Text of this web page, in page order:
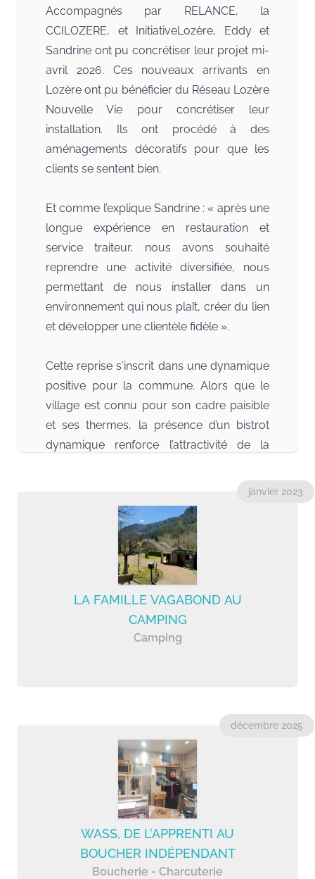
Accompagnés par RELANCE, la
CCILOZERE, et InitiativeLozère, Eddy et
Sandrine ont pu concrétiser leur projet mi-
avril 2026. Ces nouveaux arrivants en
Lozère ont pu bénéficier du Réseau Lozère
Nouvelle Vie pour concrétiser leur
installation. Ils ont procédé à des
aménagements décoratifs pour que les
clients se sentent bien.
Et comme l’explique Sandrine : « après une
longue expérience en restauration et
service traiteur, nous avons souhaité
reprendre une activité diversifiée, nous
permettant de nous installer dans un
environnement qui nous plaît, créer du lien
et développer une clientèle fidèle ».
Cette reprise s'inscrit dans une dynamique
positive pour la commune. Alors que le
village est connu pour son cadre paisible
et ses thermes, la présence d’un bistrot
dynamique renforce l’attractivité de la
Informations pratiques : N'hésitez pas à
franchir la porte pour saluer Sandrine et
Eddy. Ils sont ouverts tous les jours du
lundi au dimanche (fermeture le dimanche
après-midi et le lundi après-midi). Longue
vie au Bistrot et tous nos vœux de succès
à son nouveau gérant !
LA FAMILLE VAGABOND AU
CAMPING
Camping
janvier 2023
WASS, DE L’APPRENTI AU
BOUCHER INDÉPENDANT
Boucherie - Charcuterie
décembre 2025